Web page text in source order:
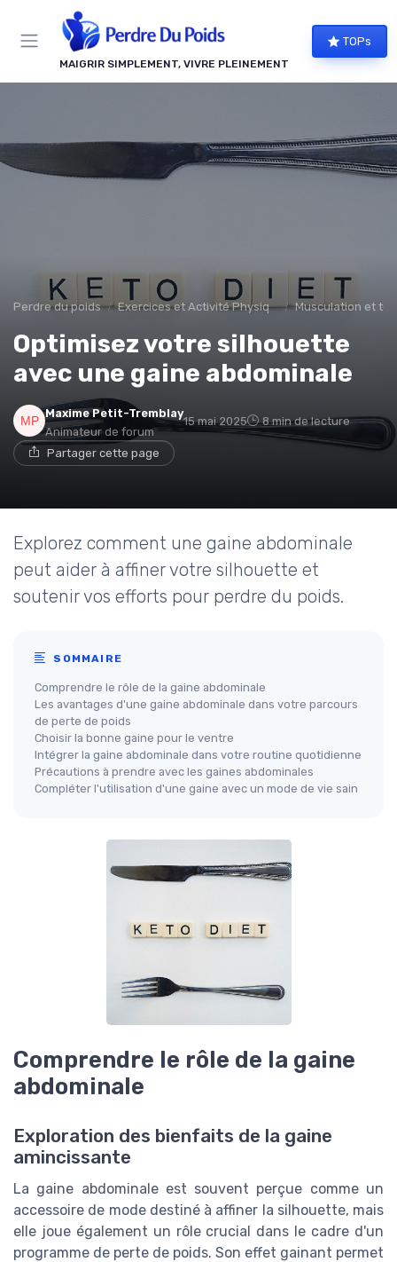
MAIGRIR SIMPLEMENT, VIVRE PLEINEMENT
TOPs
Perdre du poids Exercices et Activité Physique Musculation et
Optimisez votre silhouette
avec une gaine abdominale
Maxime Petit-Tremblay
Animateur de forum
15 mai 2025 8 min de lecture
Partager cette page
Explorez comment une gaine abdominale
peut aider à affiner votre silhouette et
soutenir vos efforts pour perdre du poids.
SOMMAIRE
Comprendre le rôle de la gaine abdominale
Les avantages d'une gaine abdominale dans votre parcours
de perte de poids
Choisir la bonne gaine pour le ventre
Intégrer la gaine abdominale dans votre routine quotidienne
Précautions à prendre avec les gaines abdominales
Compléter l'utilisation d'une gaine avec un mode de vie sain
Comprendre le rôle de la gaine
abdominale
Exploration des bienfaits de la gaine
amincissante
La gaine abdominale est souvent perçue comme un
accessoire de mode destiné à affiner la silhouette, mais
elle joue également un rôle crucial dans le cadre d'un
programme de perte de poids. Son effet gainant permet
Panneau de gestion des cookies